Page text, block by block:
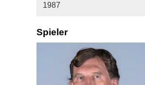
1987
Spieler